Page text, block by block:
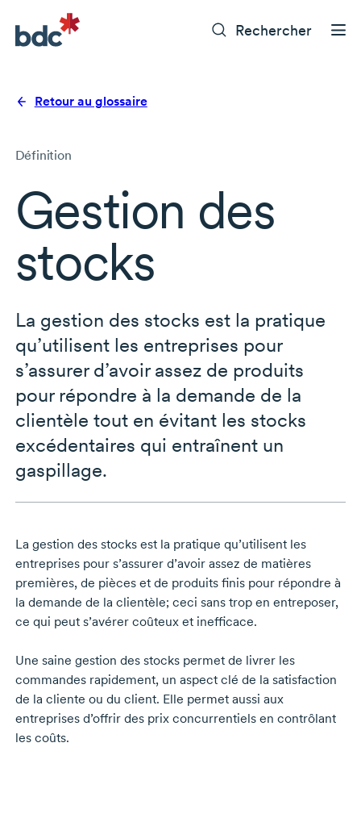
Rechercher
Retour au glossaire
Définition
Gestion des
stocks
La gestion des stocks est la pratique
qu’utilisent les entreprises pour
s’assurer d’avoir assez de produits
pour répondre à la demande de la
clientèle tout en évitant les stocks
excédentaires qui entraînent un
gaspillage.
La gestion des stocks est la pratique qu’utilisent les
entreprises pour s’assurer d’avoir assez de matières
premières, de pièces et de produits finis pour répondre à
la demande de la clientèle; ceci sans trop en entreposer,
ce qui peut s’avérer coûteux et inefficace.
Une saine gestion des stocks permet de livrer les
commandes rapidement, un aspect clé de la satisfaction
de la cliente ou du client. Elle permet aussi aux
entreprises d’offrir des prix concurrentiels en contrôlant
les coûts.